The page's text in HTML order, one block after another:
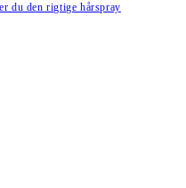
du den rigtige hårspray